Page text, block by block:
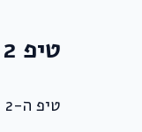
טיפ 2 – יש לנכש עשבים ולהשקיע בכלי עבודה מתאימים